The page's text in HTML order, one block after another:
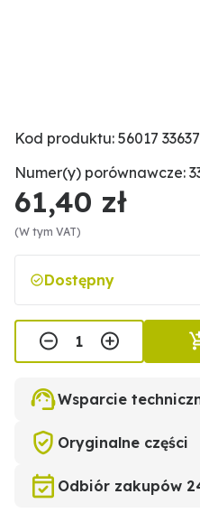
Kod produktu: 56017
Numer(y) porównawcze:
61,40 zł
(W tym VAT)
Dostępny
Wsparcie
Oryginalne części
Odbiór zakupów